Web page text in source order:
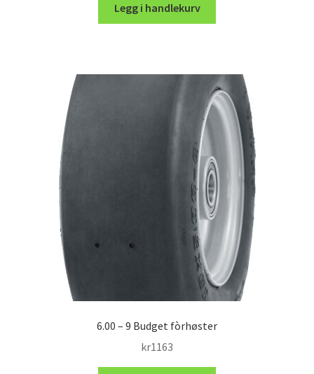
Legg i handlekurv
6.00 – 9 Budget fòrhøster
kr1163